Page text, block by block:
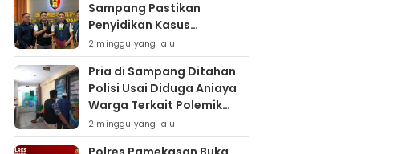
Sampang Pastikan
Penyidikan Kasus
Rudapaksa Anak Berjalan
Sesuai Fakta Hukum
2 minggu yang lalu
Pria di Sampang Ditahan
Polisi Usai Diduga Aniaya
Warga Terkait Polemik
Bansos
2 minggu yang lalu